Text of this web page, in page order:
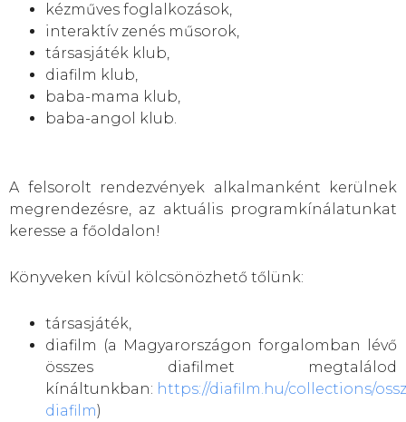
kézműves foglalkozások,
interaktív zenés műsorok,
társasjáték klub,
diafilm klub,
baba-mama klub,
baba-angol klub.
A felsorolt rendezvények alkalmanként kerülnek
megrendezésre, az aktuális programkínálatunkat
keresse a főoldalon!
Könyveken kívül kölcsönözhető tőlünk:
társasjáték,
diafilm (a Magyarországon forgalomban lévő
összes diafilmet megtalálod
kínáltunkban: https://diafilm.hu/collections/
diafilm)